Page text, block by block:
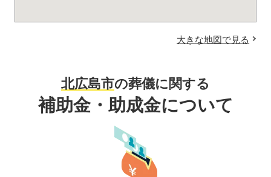
大きな地図で見る
北広島市の葬儀に関する
補助金・助成金について